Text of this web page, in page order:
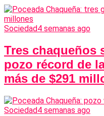
Sociedad4 semanas ago
Tres chaqueños
pozo récord de
más de $291
Sociedad4 semanas ago